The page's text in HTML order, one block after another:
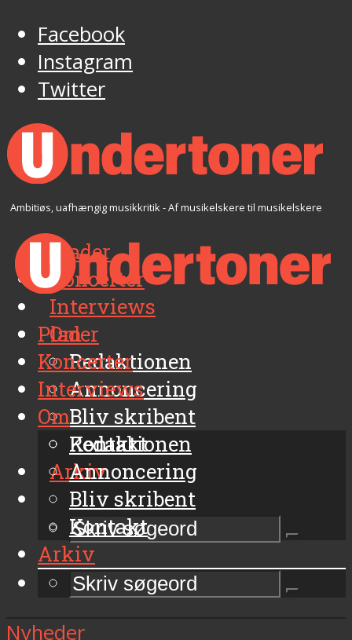
Facebook
Instagram
Twitter
Ambitiøs, uafhængig musikkritik - Af musikelskere til musikelskere
Plader
Koncerter
Interviews
Om
Redaktionen
Annoncering
Bliv skribent
Kontakt
Arkiv
Plader
Koncerter
Interviews
Om
Redaktionen
Annoncering
Bliv skribent
Kontakt
Arkiv
Nyheder